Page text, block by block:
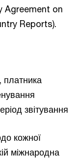
Agreement on
Reports).
платника
звітування
кожної
міжнародна